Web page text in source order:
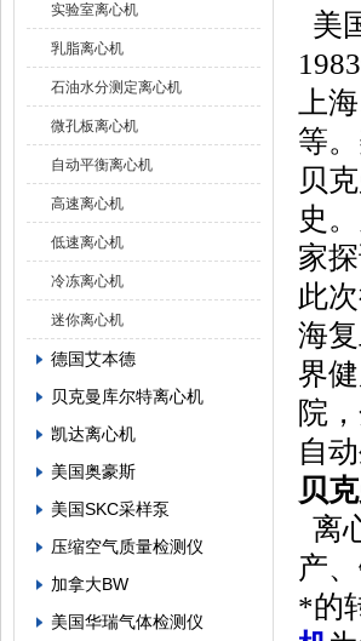
实验室离心机
乳脂离心机
石油水分测定离心机
微孔板离心机
自动平衡离心机
高速离心机
低速离心机
冷冻离心机
迷你离心机
德国艾本德
贝克曼库尔特离心机
凯达离心机
美国奥豪斯
美国SKC采样泵
压缩空气质量检测仪
加拿大BW
美国华瑞气体检测仪
美
上
等
贝
史
家
此
海
界
院
自
贝
离
产
*的